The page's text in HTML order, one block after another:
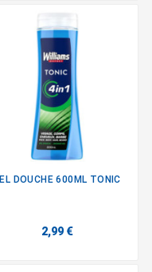
DOUCHE 600ML TONIC
2,99 €